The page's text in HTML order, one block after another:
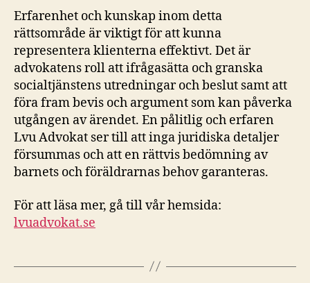
Erfarenhet och kunskap inom detta
rättsområde är viktigt för att kunna
representera klienterna effektivt. Det är
advokatens roll att ifrågasätta och granska
socialtjänstens utredningar och beslut samt att
föra fram bevis och argument som kan påverka
utgången av ärendet. En pålitlig och erfaren
Lvu Advokat ser till att inga juridiska detaljer
försummas och att en rättvis bedömning av
barnets och föräldrarnas behov garanteras.
För att läsa mer, gå till vår hemsida:
lvuadvokat.se